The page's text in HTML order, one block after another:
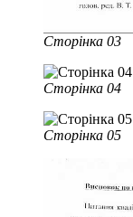
Сторінка 03
Сторінка 04
Сторінка 05